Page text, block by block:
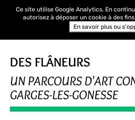
DES FLÂNEURS
UN PARCOURS D'ART
GARGES-LES-GONESSE
Ce site utilise Google Analytics. En
autorisez à déposer un cookie à des
En savoir plus ou